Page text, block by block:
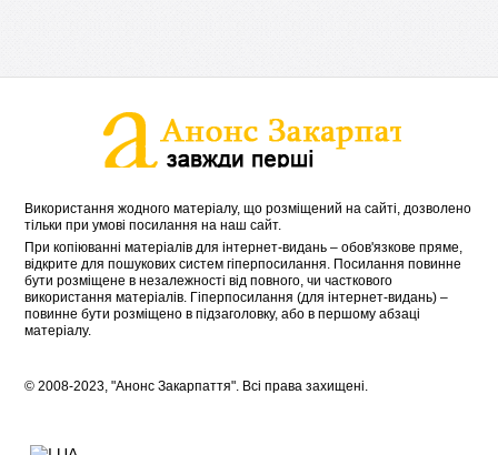
Використання жодного матеріалу, що розміщений на сайті, дозволено
тільки при умові посилання на наш сайт.
При копіюванні матеріалів для інтернет-видань – обов'язкове пряме,
відкрите для пошукових систем гіперпосилання. Посилання повинне
бути розміщене в незалежності від повного, чи часткового
використання матеріалів. Гіперпосилання (для інтернет-видань) –
повинне бути розміщено в підзаголовку, або в першому абзаці
матеріалу.
© 2008-2023, "Анонс Закарпаття". Всі права захищені.